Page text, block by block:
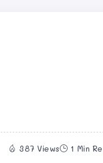
387 Views 1 Min